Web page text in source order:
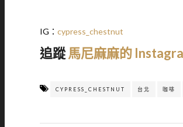
IG： cypress_chestnut
追蹤 馬尼麻麻的
CYPRESS_CHESTNUT 台北 咖啡